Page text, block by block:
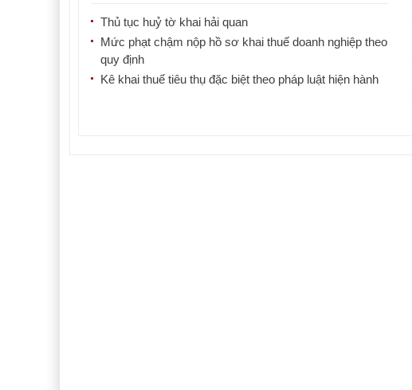
Thủ tục huỷ tờ khai hải quan
Mức phạt chậm nộp hồ sơ khai thuế doanh nghiệp theo
quy định
Kê khai thuế tiêu thụ đặc biệt theo pháp luật hiện hành